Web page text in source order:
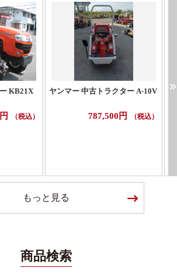
KB21X
（税込）
ヤンマー 中古トラクター A-10V
787,500円 （税込）
もっと見る
商品検索